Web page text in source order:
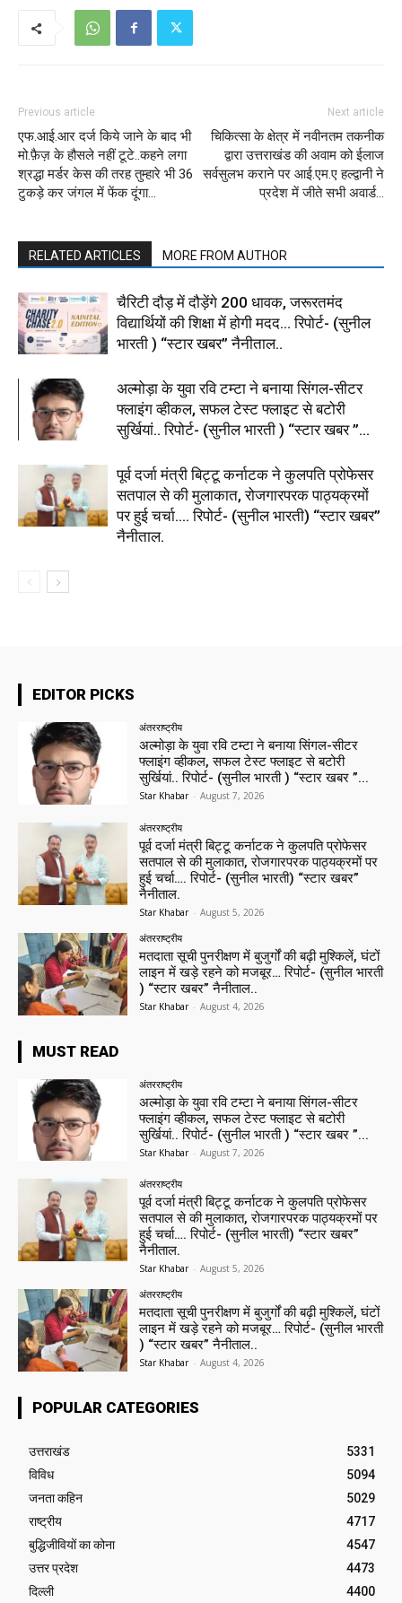
Previous article
एफ.आई.आर दर्ज किये जाने के बाद भी
मो.फ़ैज़ के हौसले नहीं टूटे..कहने लगा
श्रद्धा मर्डर केस की तरह तुम्हारे भी 36
टुकड़े कर जंगल में फेंक दूंगा…
Next article
चिकित्सा के क्षेत्र में नवीनतम तकनीक
द्वारा उत्तराखंड की अवाम को ईलाज
सर्वसुलभ कराने पर आई.एम.ए हल्द्वानी ने
प्रदेश में जीते सभी अवार्ड…
RELATED ARTICLES MORE FROM AUTHOR
चैरिटी दौड़ में दौड़ेंगे 200 धावक, जरूरतमंद
विद्यार्थियों की शिक्षा में होगी मदद… रिपोर्ट- (सुनील
भारती ) “स्टार खबर” नैनीताल..
अल्मोड़ा के युवा रवि टम्टा ने बनाया सिंगल-सीटर
फ्लाइंग व्हीकल, सफल टेस्ट फ्लाइट से बटोरी
सुर्खियां.. रिपोर्ट- (सुनील भारती ) “स्टार खबर ”...
पूर्व दर्जा मंत्री बिट्टू कर्नाटक ने कुलपति प्रोफेसर
सतपाल से की मुलाकात, रोजगारपरक पाठ्यक्रमों
पर हुई चर्चा…. रिपोर्ट- (सुनील भारती) “स्टार खबर”
नैनीताल.
EDITOR PICKS
अंतरराष्ट्रीय
अल्मोड़ा के युवा रवि टम्टा ने बनाया सिंगल-सीटर
फ्लाइंग व्हीकल, सफल टेस्ट फ्लाइट से बटोरी
सुर्खियां.. रिपोर्ट- (सुनील भारती ) “स्टार खबर ”...
Star Khabar - August 7, 2026
अंतरराष्ट्रीय
पूर्व दर्जा मंत्री बिट्टू कर्नाटक ने कुलपति प्रोफेसर
सतपाल से की मुलाकात, रोजगारपरक पाठ्यक्रमों पर
हुई चर्चा…. रिपोर्ट- (सुनील भारती) “स्टार खबर”
नैनीताल.
Star Khabar - August 5, 2026
अंतरराष्ट्रीय
मतदाता सूची पुनरीक्षण में बुजुर्गों की बढ़ी मुश्किलें, घंटों
लाइन में खड़े रहने को मजबूर… रिपोर्ट- (सुनील भारती
) “स्टार खबर” नैनीताल..
Star Khabar - August 4, 2026
MUST READ
अंतरराष्ट्रीय
अल्मोड़ा के युवा रवि टम्टा ने बनाया सिंगल-सीटर
फ्लाइंग व्हीकल, सफल टेस्ट फ्लाइट से बटोरी
सुर्खियां.. रिपोर्ट- (सुनील भारती ) “स्टार खबर ”...
Star Khabar - August 7, 2026
अंतरराष्ट्रीय
पूर्व दर्जा मंत्री बिट्टू कर्नाटक ने कुलपति प्रोफेसर
सतपाल से की मुलाकात, रोजगारपरक पाठ्यक्रमों पर
हुई चर्चा…. रिपोर्ट- (सुनील भारती) “स्टार खबर”
नैनीताल.
Star Khabar - August 5, 2026
अंतरराष्ट्रीय
मतदाता सूची पुनरीक्षण में बुजुर्गों की बढ़ी मुश्किलें, घंटों
लाइन में खड़े रहने को मजबूर… रिपोर्ट- (सुनील भारती
) “स्टार खबर” नैनीताल..
Star Khabar - August 4, 2026
POPULAR CATEGORIES
उत्तराखंड
5331
विविध
5094
जनता कहिन
5029
राष्ट्रीय
4717
बुद्धिजीवियों का कोना
4547
उत्तर प्रदेश
4473
दिल्ली
4400